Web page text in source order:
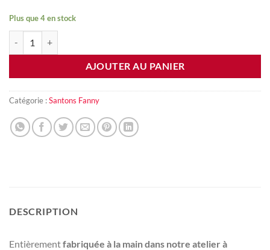
Plus que 4 en stock
AJOUTER AU PANIER
Catégorie :Santons Fanny
DESCRIPTION
Entièrementfabriquée à la main dans notre atelier à